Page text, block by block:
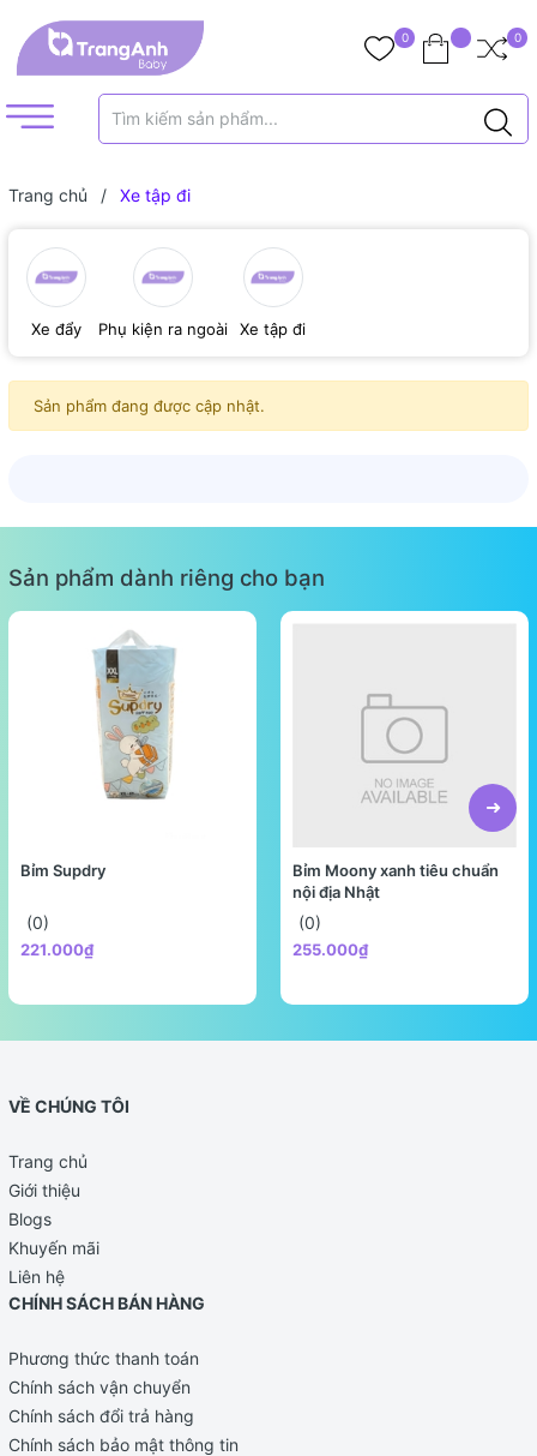
0 0
Trang chủ / Xe tập đi
Xe đẩy Phụ kiện ra ngoài Xe tập đi
Sản phẩm đang được cập nhật.
Sản phẩm dành riêng cho bạn
Bỉm Supdry
(0)
221.000₫
Bỉm Moony xanh tiêu chuẩn
nội địa Nhật
(0)
255.000₫
VỀ CHÚNG TÔI
Trang chủ
Giới thiệu
Blogs
Khuyến mãi
Liên hệ
CHÍNH SÁCH BÁN HÀNG
Phương thức thanh toán
Chính sách vận chuyển
Chính sách đổi trả hàng
Chính sách bảo mật thông tin